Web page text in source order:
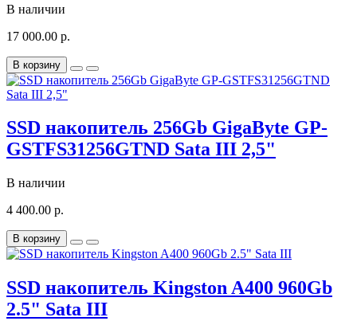
В наличии
17 000.00 р.
В корзину
SSD накопитель 256Gb GigaByte GP-
GSTFS31256GTND Sata III 2,5"
В наличии
4 400.00 р.
В корзину
SSD накопитель Kingston A400 960Gb
2.5" Sata III